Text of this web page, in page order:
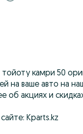
тойоту камри 50
на ваше авто на
об акциях и
Kparts.kz